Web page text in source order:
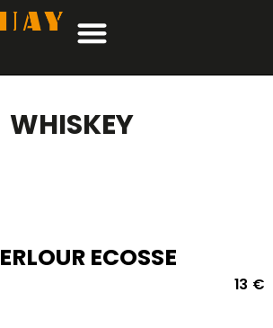
WHISKEY
ECOSSE
13 €